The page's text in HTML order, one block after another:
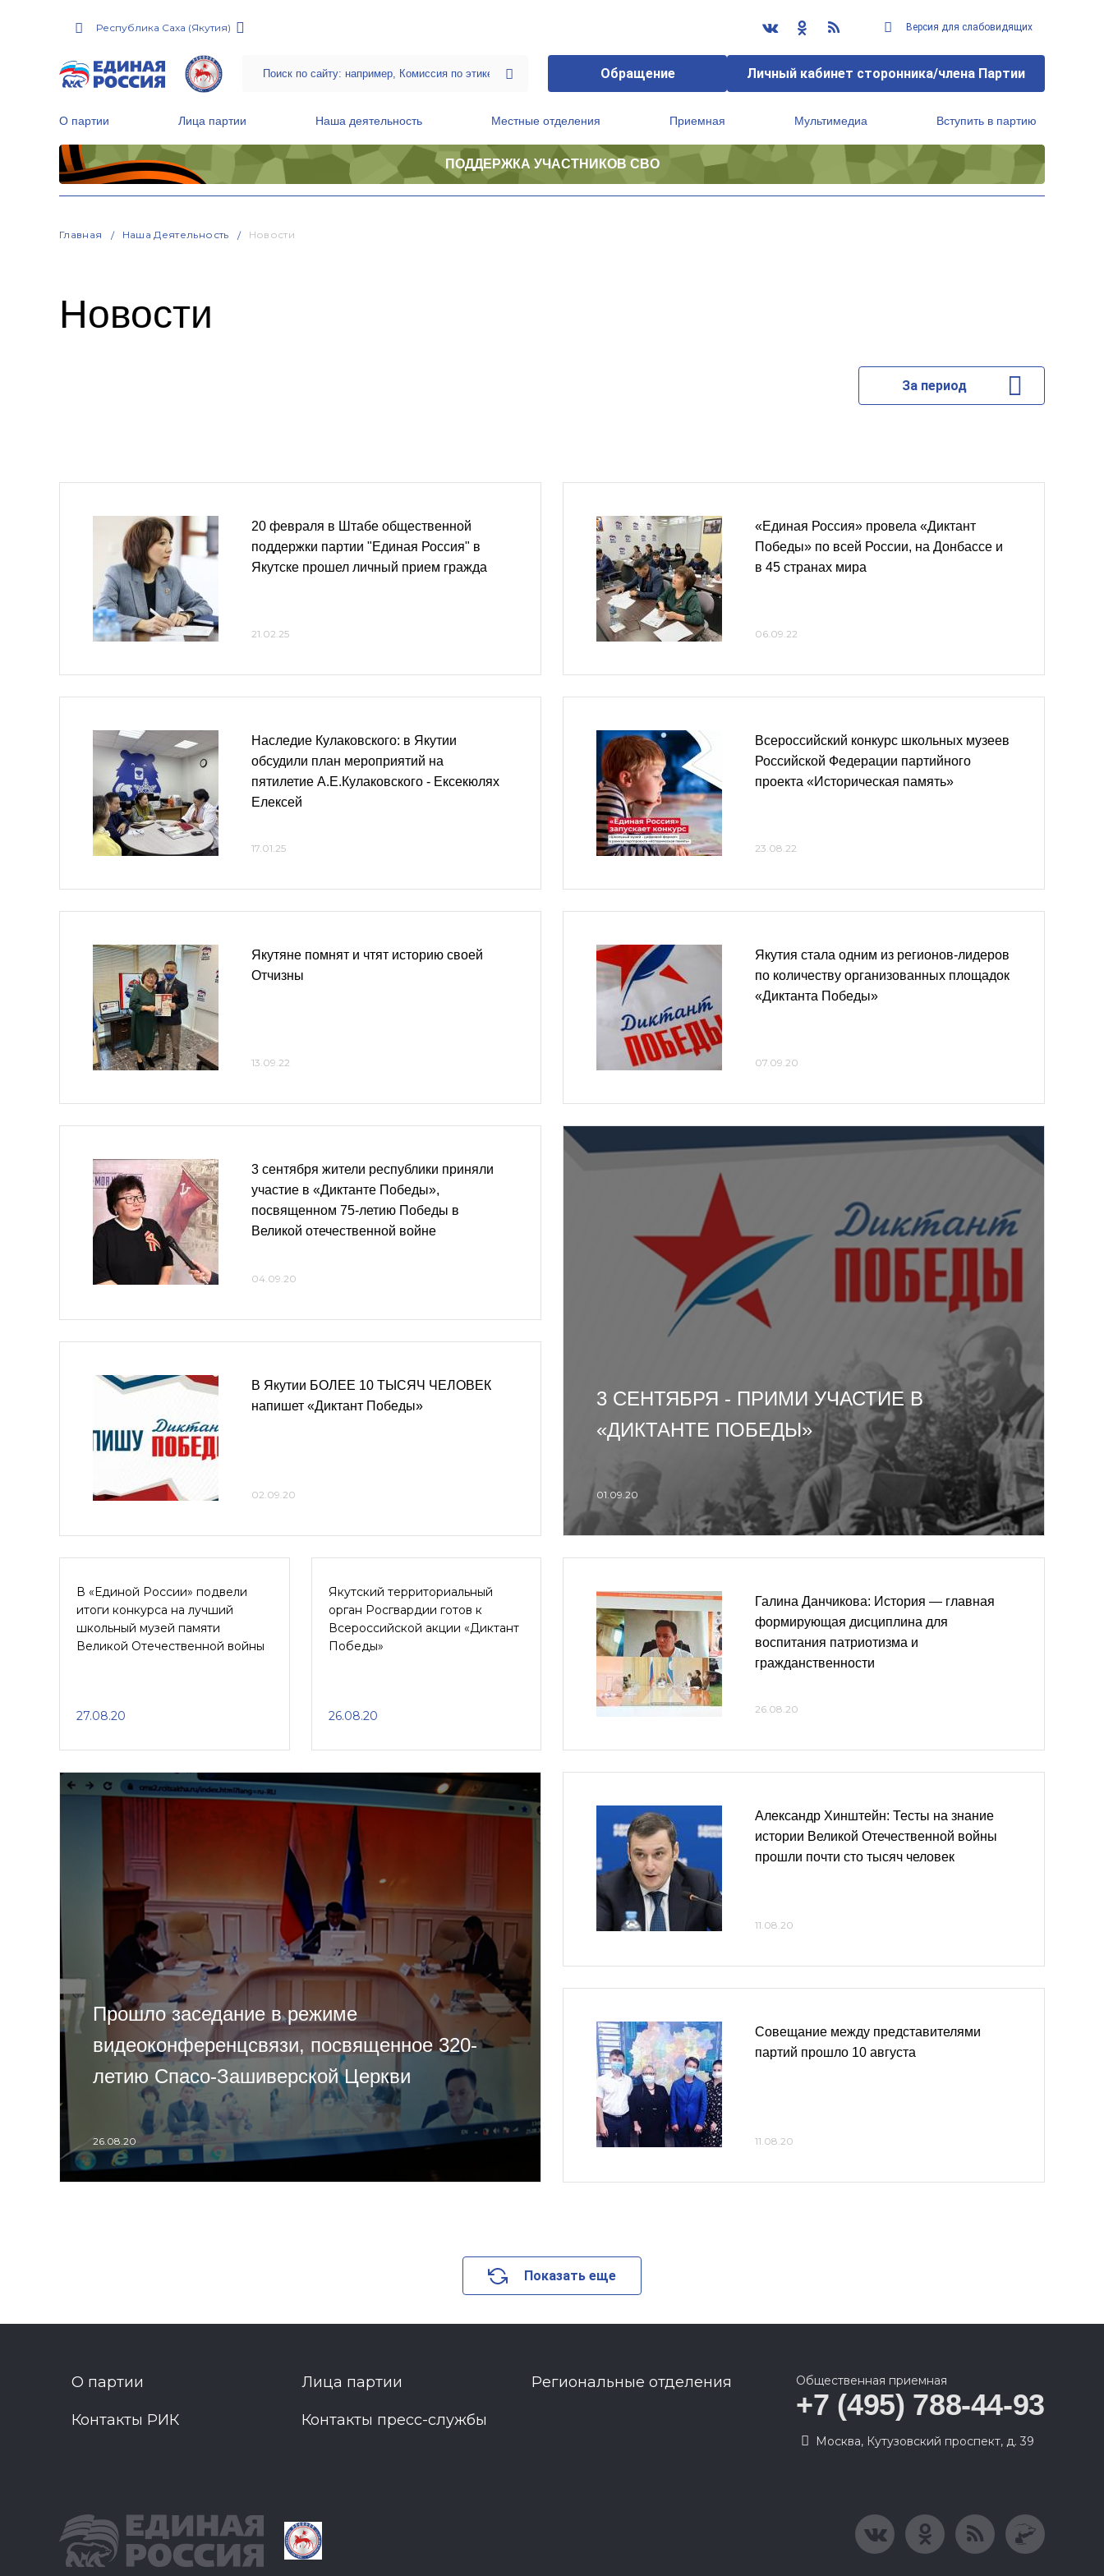
Республика Саха (Якутия) Версия для слабовидящих
Обращение Личный кабинет сторонника/члена Партии
О партии Лица партии Наша деятельность Местные отделения Приемная Мультимедиа Вступить в партию
ПОДДЕРЖКА УЧАСТНИКОВ СВО
Главная Наша Деятельность Новости
Новости
За период
20 февраля в Штабе общественной
поддержки партии "Единая Россия" в
Якутске прошел личный прием гражда
21.02.25
Наследие Кулаковского: в Якутии
обсудили план мероприятий на
пятилетие А.Е.Кулаковского - Ексекюлях
Елексей
17.01.25
Якутяне помнят и чтят историю своей
Отчизны
13.09.22
«Единая Россия» провела «Диктант
Победы» по всей России, на Донбассе и
в 45 странах мира
06.09.22
Всероссийский конкурс школьных музеев
Российской Федерации партийного
проекта «Историческая память»
23.08.22
Якутия стала одним из регионов-лидеров
по количеству организованных площадок
«Диктанта Победы»
07.09.20
3 сентября жители республики приняли
участие в «Диктанте Победы»,
посвященном 75-летию Победы в
Великой отечественной войне
04.09.20
В Якутии БОЛЕЕ 10 ТЫСЯЧ ЧЕЛОВЕК
напишет «Диктант Победы»
02.09.20
3 СЕНТЯБРЯ - ПРИМИ УЧАСТИЕ В
«ДИКТАНТЕ ПОБЕДЫ»
01.09.20
В «Единой России» подвели
итоги конкурса на лучший
школьный музей памяти
Великой Отечественной войны
27.08.20
Якутский территориальный
орган Росгвардии готов к
Всероссийской акции «Диктант
Победы»
26.08.20
Галина Данчикова: История — главная
формирующая дисциплина для
воспитания патриотизма и
гражданственности
26.08.20
Прошло заседание в режиме
видеоконференцсвязи, посвященное 320-
летию Спасо-Зашиверской Церкви
26.08.20
Александр Хинштейн: Тесты на знание
истории Великой Отечественной войны
прошли почти сто тысяч человек
11.08.20
Совещание между представителями
партий прошло 10 августа
11.08.20
Показать еще
О партии Лица партии Региональные отделения
Контакты РИК Контакты пресс-службы
Общественная приемная
+7 (495) 788-44-93
Москва, Кутузовский проспект, д. 39